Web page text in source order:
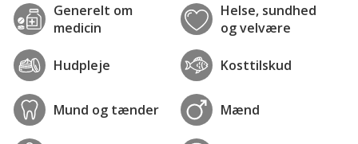
Generelt om
medicin
Helse, sundhed
og velvære
Hudpleje Kosttilskud
Mund og tænder Mænd